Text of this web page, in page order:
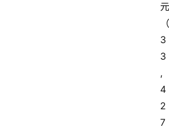
元
（
3
3
,
4
2
7